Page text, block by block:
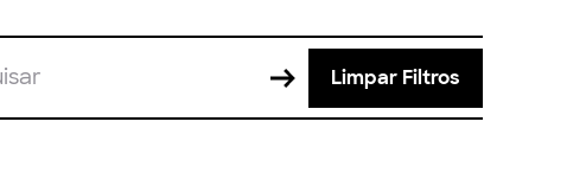
Limpar Filtros